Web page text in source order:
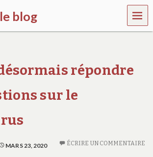
blog
MEN
U
répondre
sur le
MARS 23, 2020 ÉCRIRE UN COMMENTAIRE